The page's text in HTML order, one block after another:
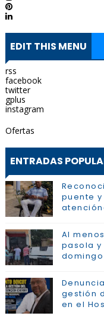
EDIT THIS MENU
rss
facebook
twitter
gplus
instagram
Ofertas
ENTRADAS
puente
Al
pasola y
domingo
gestión
en el